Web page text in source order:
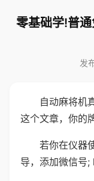
零基础学!普
发
自动麻将机
这个文章，你的
若你在仪器
导，添加微信号;